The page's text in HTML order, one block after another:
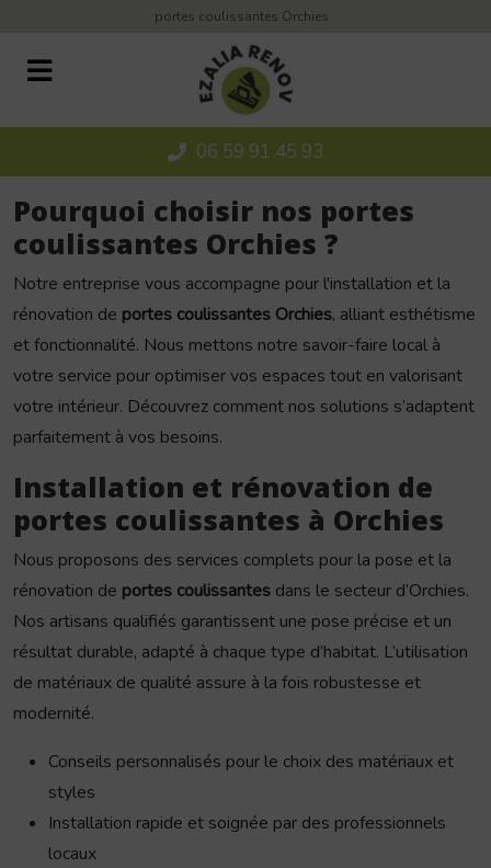
portes coulissantes Orchies
06 59 91 45 93
Pourquoi choisir nos portes
coulissantes Orchies ?
Notre entreprise vous accompagne pour l'installation et la
rénovation de portes coulissantes Orchies, alliant esthétisme
et fonctionnalité. Nous mettons notre savoir-faire local à
votre service pour optimiser vos espaces tout en valorisant
votre intérieur. Découvrez comment nos solutions s’adaptent
parfaitement à vos besoins.
Installation et rénovation de
portes coulissantes à Orchies
Nous proposons des services complets pour la pose et la
rénovation de portes coulissantes dans le secteur d’Orchies.
Nos artisans qualifiés garantissent une pose précise et un
résultat durable, adapté à chaque type d’habitat. L’utilisation
de matériaux de qualité assure à la fois robustesse et
modernité.
Conseils personnalisés pour le choix des matériaux et
styles
Installation rapide et soignée par des professionnels
locaux
Panneau de gestion des cookies